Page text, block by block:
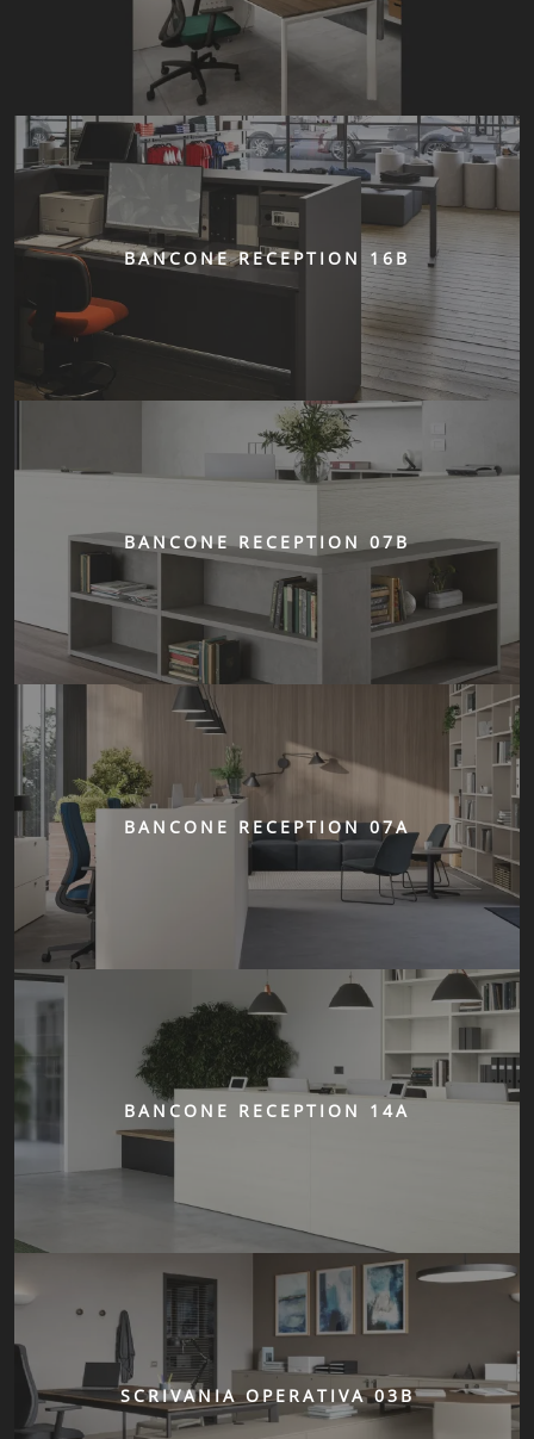
BANCONE RECEPTION 16B
BANCONE RECEPTION 07B
BANCONE RECEPTION 07A
BANCONE RECEPTION 14A
SCRIVANIA OPERATIVA 03B